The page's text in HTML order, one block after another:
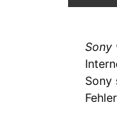
Sony
Sony